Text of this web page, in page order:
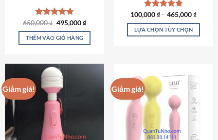
Được xếp
hạng4.72
5 sao
650,000₫ Giá
là:
650,000 ₫.
495,000₫Giá
tại
495,000 ₫.
THÊM VÀO GIỎ HÀNG
Được xếp
hạng4.80
5 sao
100,000₫ – 465,000₫
LỰA CHỌN TÙY CHỌN
nhiều
biến
thể.
Các
chọn
Giảm giá! Giảm giá!